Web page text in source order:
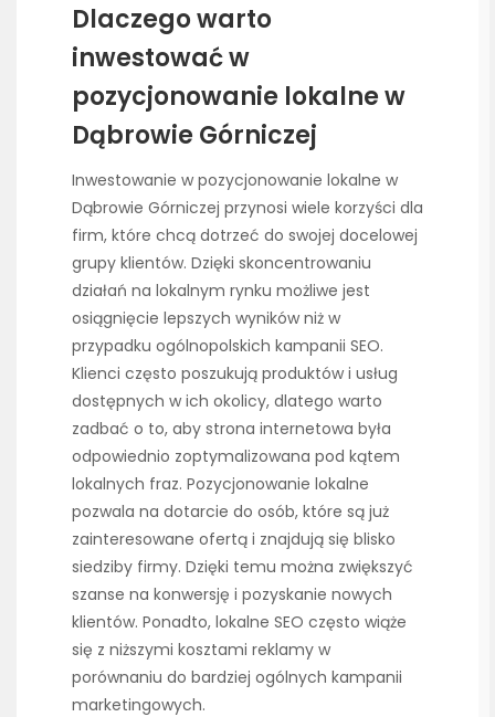
Dlaczego warto
inwestować w
pozycjonowanie lokalne w
Dąbrowie Górniczej
Inwestowanie w pozycjonowanie lokalne w
Dąbrowie Górniczej przynosi wiele korzyści dla
firm, które chcą dotrzeć do swojej docelowej
grupy klientów. Dzięki skoncentrowaniu
działań na lokalnym rynku możliwe jest
osiągnięcie lepszych wyników niż w
przypadku ogólnopolskich kampanii SEO.
Klienci często poszukują produktów i usług
dostępnych w ich okolicy, dlatego warto
zadbać o to, aby strona internetowa była
odpowiednio zoptymalizowana pod kątem
lokalnych fraz. Pozycjonowanie lokalne
pozwala na dotarcie do osób, które są już
zainteresowane ofertą i znajdują się blisko
siedziby firmy. Dzięki temu można zwiększyć
szanse na konwersję i pozyskanie nowych
klientów. Ponadto, lokalne SEO często wiąże
się z niższymi kosztami reklamy w
porównaniu do bardziej ogólnych kampanii
marketingowych.